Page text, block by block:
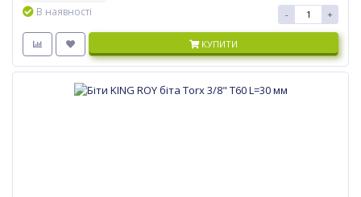
В наявності - +
КУПИТИ